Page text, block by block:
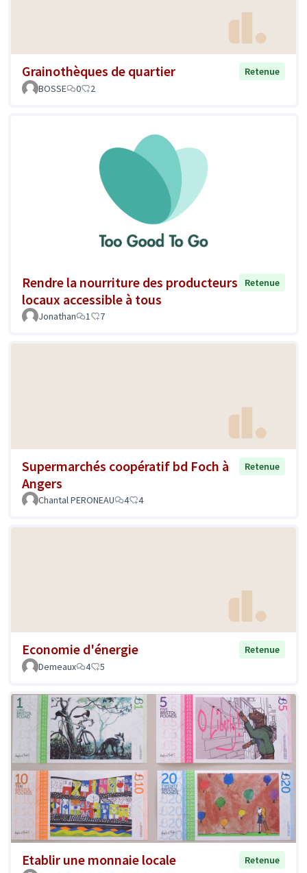
Grainothèques de quartier
Retenue
BOSSE
0 2
Rendre la nourriture des producteurs
locaux accessible à tous
Retenue
Jonathan 1 7
Supermarchés coopératif bd Foch à
Angers
Retenue
Chantal PERONEAU 4 4
Economie d'énergie
Retenue
Demeaux
4 5
Etablir une monnaie locale
Retenue